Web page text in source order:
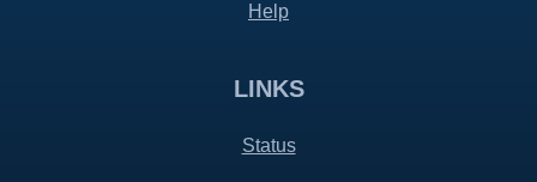
Help
LINKS
Status